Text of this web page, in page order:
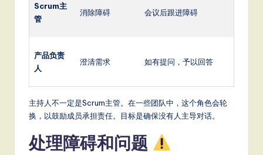
Scrum主
管
消除障碍 会议后跟进障碍
产品负责
人
澄清需求 如有提问，予以回答
主持人不一定是Scrum主管。在一些团队中，这个角色会轮
换，以鼓励成员承担责任。目标是确保没有人主导对话。
处理障碍和问题